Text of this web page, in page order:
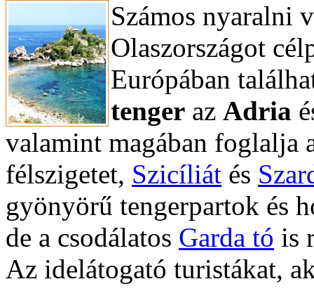
Számos nyaralni
Olaszországot
Európában
tenger az Adria
valamint magában foglalja
félszigetet, Szicíliát és
gyönyörű tengerpartok és
de a csodálatos Garda tó is
Az idelátogató turistákat,